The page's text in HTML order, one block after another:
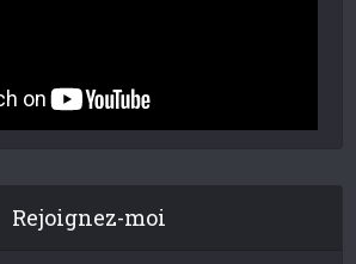
Rejoignez-moi